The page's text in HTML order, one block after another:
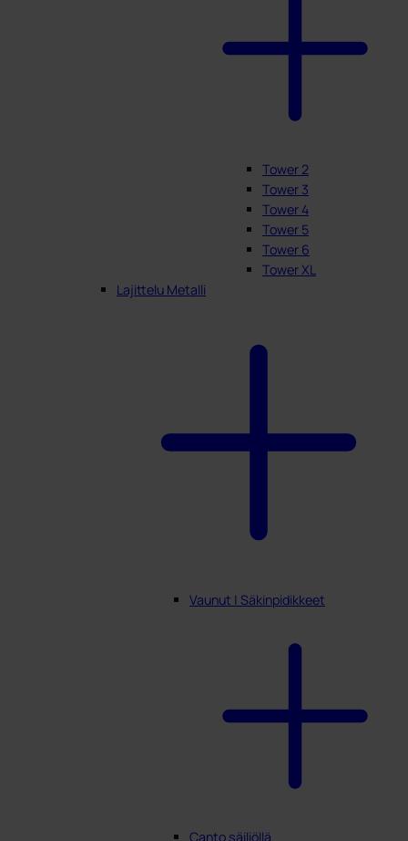
Tower 2
Tower 3
Tower 4
Tower 5
Tower 6
Tower XL
Lajittelu Metalli
Vaunut | Säkinpidikkeet
Canto säiliöllä